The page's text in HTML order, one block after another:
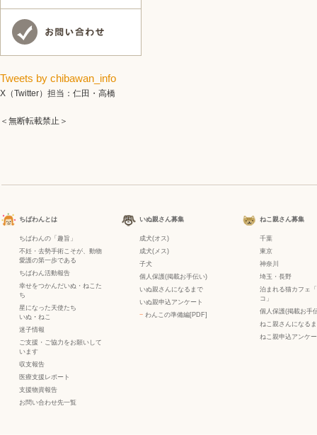
Tweets by chibawan_info
X（Twitter）担当：仁田・高橋
＜無断転載禁止＞
ちばわんとは
ちばわんの「趣旨」
不妊・去勢手術こそが、動物
愛護の第一歩である
ちばわん活動報告
幸せをつかんだいぬ・ねこた
ち
星になった天使たち
いぬ ・ ねこ
迷子情報
ご支援・ご協力をお願いして
います
収支報告
医療支援レポート
支援物資報告
お問い合わせ先一覧
いぬ親さん募集
成犬(オス)
成犬(メス)
子犬
個人保護(掲載お手伝い)
いぬ親さんになるまで
いぬ親申込アンケート
− わんこの準備編[PDF]
ねこ親さん募集
千葉
東京
神奈川
埼玉・長野
泊まれる猫カフェ
コ」
個人保護(掲載お手
ねこ親さんになる
ねこ親申込アンケ